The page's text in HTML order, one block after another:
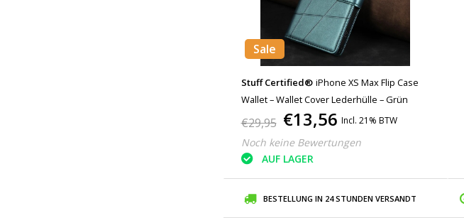
Sale
Stuff Certified® iPhone XS Max Flip Case
Wallet – Wallet Cover Lederhülle – Grün
€29,95 €13,56 Incl. 21% BTW
Noch keine Bewertungen
AUF LAGER
BESTELLUNG IN 24 STUNDEN VERSANDT